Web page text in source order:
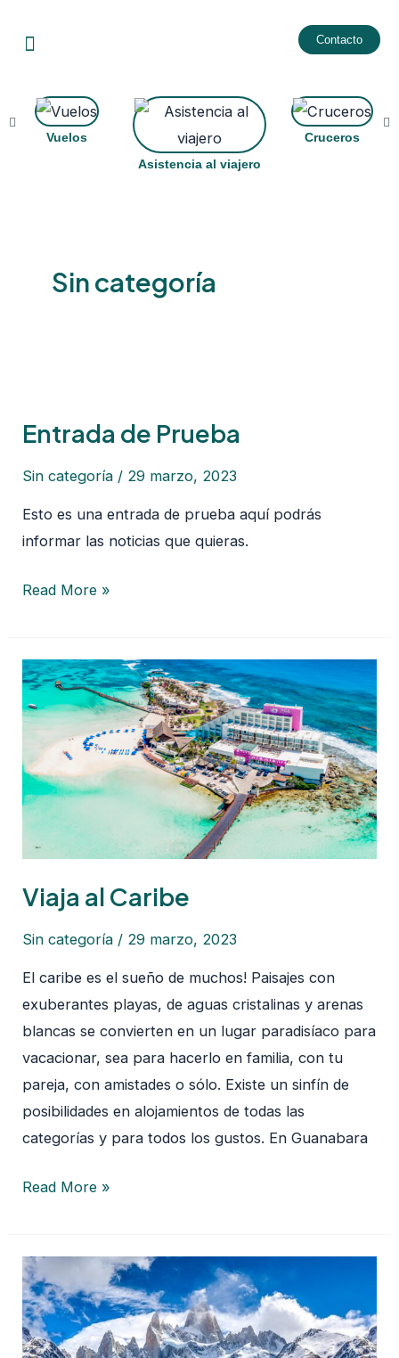
Menu Contacto
Vuelos
Asistencia al viajero
Cruceros
Sin categoría
Entrada de Prueba
Sin categoría / 29 marzo, 2023
Esto es una entrada de prueba aquí podrás
informar las noticias que quieras.
Prueba
Read More »
Viaja al Caribe
Sin categoría / 29 marzo, 2023
El caribe es el sueño de muchos! Paisajes con
exuberantes playas, de aguas cristalinas y arenas
blancas se convierten en un lugar paradisíaco para
vacacionar, sea para hacerlo en familia, con tu
pareja, con amistades o sólo. Existe un sinfín de
posibilidades en alojamientos de todas las
categorías y para todos los gustos. En Guanabara
Viaja
al
Caribe
Read More »
Especial
Invierno